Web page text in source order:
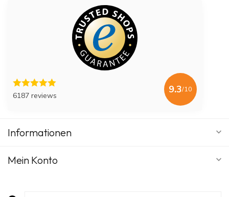
6187 reviews
9.3/10
Informationen
Mein Konto